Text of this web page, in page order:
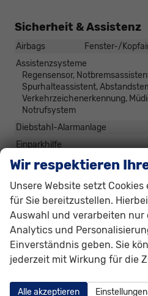
Sicherheit & Assistenz
Airbags
Fenster-/
Assistenzsysteme
Regensensor,
Spurhalteassistent,
Verkehrzeichenerkennung,
Notrufsystem
Diebstahl-Alarmanlage
Einparkhilfe
Lenkung
Lichtsensor,
Fernlichtassistent, Voll-LED
Pannenhilfe
Zentralverriegelung
Zentralverriegelung,
Funkfernbedienung
Wir respektieren
Unsere Website setzt
für Sie bereitzustellen.
Auswahl und verarbeiten nur
Analytics und
Einverständnis geben. Sie
jederzeit mit Wirkung für die
Alle akzeptieren Einstellungen